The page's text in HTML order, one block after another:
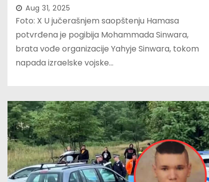
Aug 31, 2025
Foto: X U jučerašnjem saopštenju Hamasa
potvrđena je pogibija Mohammada Sinwara,
brata vođe organizacije Yahyje Sinwara, tokom
napada izraelske vojske…